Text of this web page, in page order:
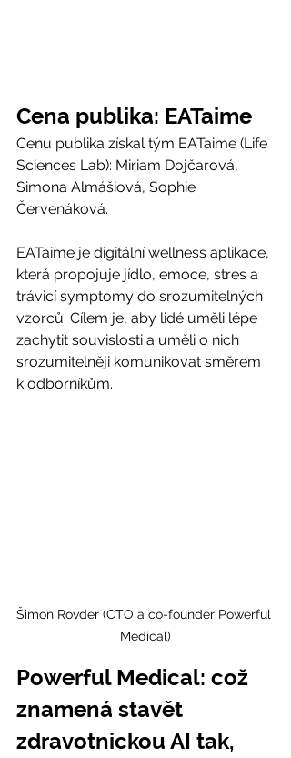
Cena publika: EATaime
Cenu publika získal tým EATaime (Life
Sciences Lab): Miriam Dojčarová,
Simona Almášiová, Sophie
Červenáková.
EATaime je digitální wellness aplikace,
která propojuje jídlo, emoce, stres a
trávicí symptomy do srozumitelných
vzorců. Cílem je, aby lidé uměli lépe
zachytit souvislosti a uměli o nich
srozumitelněji komunikovat směrem
k odborníkům.
Šimon Rovder (CTO a co-founder Powerful
Medical)
Powerful Medical: což
znamená stavět
zdravotnickou AI tak,